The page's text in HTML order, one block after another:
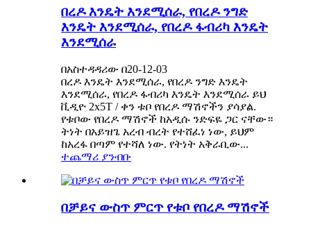
በረዶ እንዴት እንደሚሰራ, የበረዶ ንግድ
እንዴት እንደሚሰራ, የበረዶ ፋብሪካ እንዴት
እንደሚሰራ
በአስተዳዳሪው በ20-12-03
በረዶ እንዴት እንደሚሰራ, የበረዶ ንግድ እንዴት
እንደሚሰራ, የበረዶ ፋብሪካ እንዴት እንደሚሰራ ይህ
ቪዲዮ 2x5T / ቀን ቱቦ የበረዶ ማሽኖችን ያሳያል.
የቱቦው የበረዶ ማሽኖች ከአዲሱ ንድፍዬ ጋር ናቸው።
ትነት በአይዝጌ አረብ ብረት የተሸፈነ ነው, ይህም
ከአረፋ በጣም የተሻለ ነው. የትነት አቅራቢው...
ተጨማሪ ያንብቡ
በቻይና ውስጥ ምርጥ የቱቦ የበረዶ ማሽኖች